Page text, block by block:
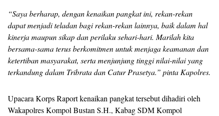
“Saya berharap, dengan kenaikan pangkat ini, rekan-rekan
dapat menjadi teladan bagi rekan-rekan lainnya, baik dalam hal
kinerja maupun sikap dan perilaku sehari-hari. Marilah kita
bersama-sama terus berkomitmen untuk menjaga keamanan dan
ketertiban masyarakat, serta menjunjung tinggi nilai-nilai yang
terkandung dalam Tribrata dan Catur Prasetya.” pinta Kapolres.
Upacara Korps Raport kenaikan pangkat tersebut dihadiri oleh
Wakapolres Kompol Bustan S.H., Kabag SDM Kompol